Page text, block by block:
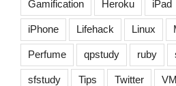
Gamification Heroku iPad
iPhone Lifehack Linux
Perfume qpstudy ruby
sfstudy Tips Twitter